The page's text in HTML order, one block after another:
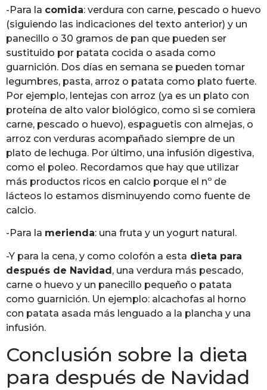
-Para la comida: verdura con carne, pescado o huevo
(siguiendo las indicaciones del texto anterior) y un
panecillo o 30 gramos de pan que pueden ser
sustituido por patata cocida o asada como
guarnición. Dos días en semana se pueden tomar
legumbres, pasta, arroz o patata como plato fuerte.
Por ejemplo, lentejas con arroz (ya es un plato con
proteína de alto valor biológico, como si se comiera
carne, pescado o huevo), espaguetis con almejas, o
arroz con verduras acompañado siempre de un
plato de lechuga. Por último, una infusión digestiva,
como el poleo. Recordamos que hay que utilizar
más productos ricos en calcio porque el nº de
lácteos lo estamos disminuyendo como fuente de
calcio.
-Para la merienda: una fruta y un yogurt natural.
-Y para la cena, y como colofón a esta dieta para
después de Navidad, una verdura más pescado,
carne o huevo y un panecillo pequeño o patata
como guarnición. Un ejemplo: alcachofas al horno
con patata asada más lenguado a la plancha y una
infusión.
Conclusión sobre la dieta
para después de Navidad